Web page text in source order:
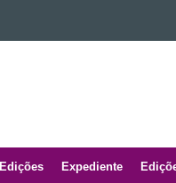
Edições Expediente